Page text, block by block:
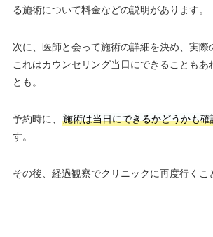
る施術について料金などの説明があります。
次に、医師と会って施術の詳細を決め、実際
これはカウンセリング当日にできることもあ
とも。
予約時に、 施術は当日にできるかどうかも
す。
その後、経過観察でクリニックに再度行くこ